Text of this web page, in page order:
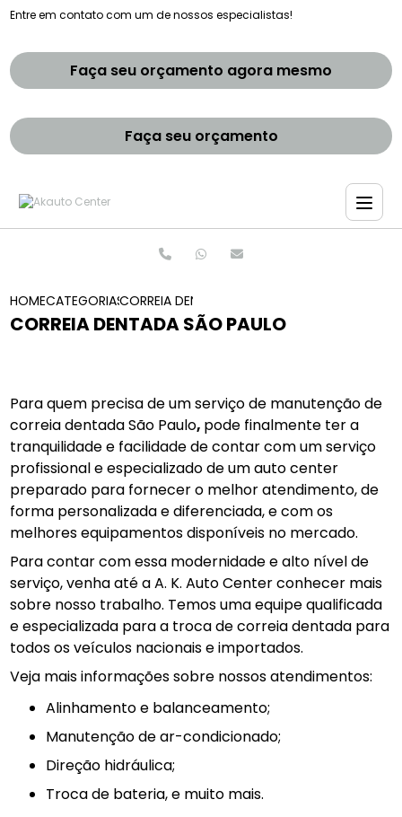
Entre em contato com um de nossos especialistas!
Faça seu orçamento agora mesmo
Faça seu orçamento
HOMECATEGORIASCORREIA DENTADA SAO PAULO
CORREIA DENTADA SÃO PAULO
Para quem precisa de um serviço de manutenção de
correia dentada São Paulo, pode finalmente ter a
tranquilidade e facilidade de contar com um serviço
profissional e especializado de um auto center
preparado para fornecer o melhor atendimento, de
forma personalizada e diferenciada, e com os
melhores equipamentos disponíveis no mercado.
Para contar com essa modernidade e alto nível de
serviço, venha até a A. K. Auto Center conhecer mais
sobre nosso trabalho. Temos uma equipe qualificada
e especializada para a troca de correia dentada para
todos os veículos nacionais e importados.
Veja mais informações sobre nossos atendimentos:
alinhamento e balanceamento;
manutenção de ar-condicionado;
direção hidráulica;
troca de bateria, e muito mais.